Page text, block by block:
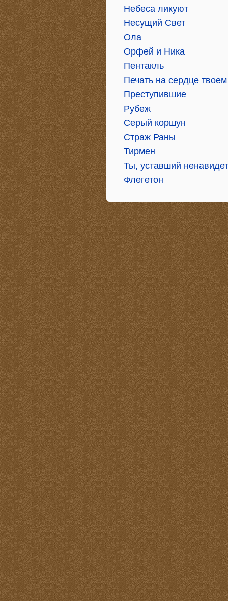
Небеса ликуют
Несущий Свет
Ола
Орфей и Ника
Пентакль
Печать на сердце твоем
Преступившие
Рубеж
Серый коршун
Страж Раны
Тирмен
Ты, уставший
Флегетон